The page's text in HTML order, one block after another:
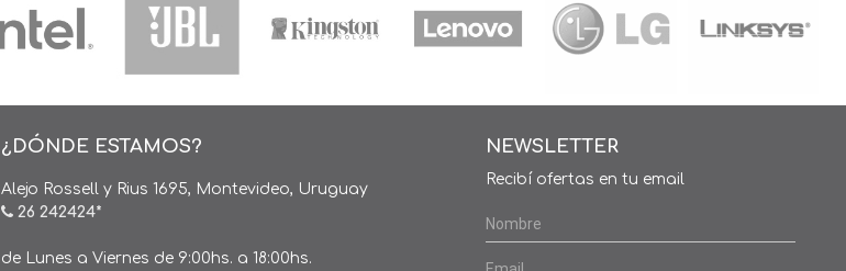
¿DÓNDE ESTAMOS?
Alejo Rossell y Rius 1695, Montevideo, Uruguay
26 242424*
de Lunes a Viernes de 9:00hs. a 18:00hs.
NEWSLETTER
Recibí ofertas en tu email